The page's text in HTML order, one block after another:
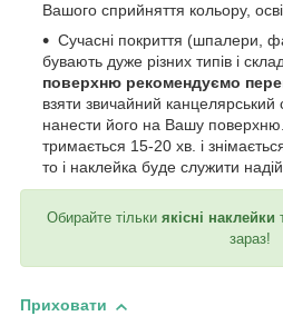
Вашого сприйняття кольору,
Сучасні покриття (шпалери,
бувають дуже різних типів і
поверхню рекомендуємо
взяти звичайний канцелярський
нанести його на Вашу поверхню.
тримається 15-20 хв. і
то і наклейка буде служити
Обирайте тільки якісні наклейки
зараз!
Приховати